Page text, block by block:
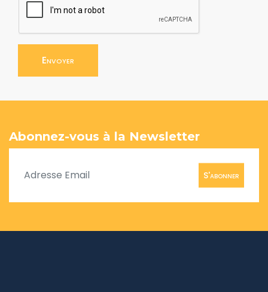
Envoyer
Abonnez-vous à la Newsletter
S'abonner